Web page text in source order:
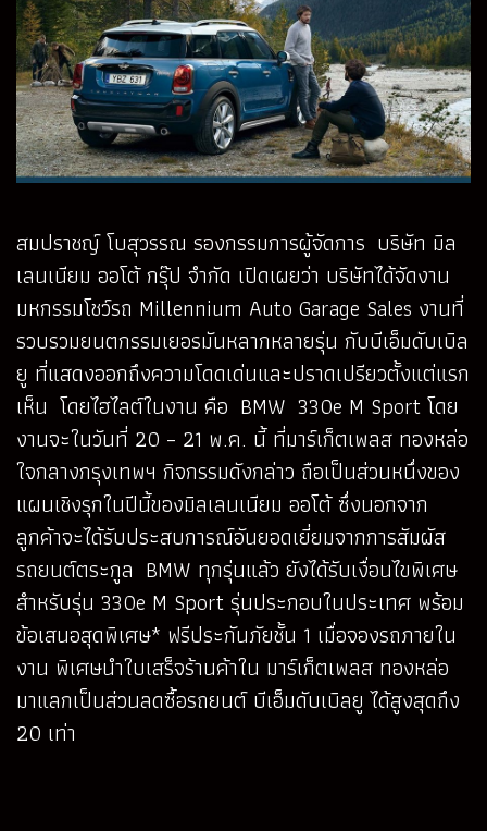
สมปราชญ์ โบสุวรรณ รองกรรมการผู้จัดการ บริษัท มิล
เลนเนียม ออโต้ กรุ๊ป จำกัด เปิดเผยว่า บริษัทได้จัดงาน
มหกรรมโชว์รถ Millennium Auto Garage Sales งานที่
รวบรวมยนตกรรมเยอรมันหลากหลายรุ่น กับบีเอ็มดับเบิล
ยู ที่แสดงออกถึงความโดดเด่นและปราดเปรียวตั้งแต่แรก
เห็น โดยไฮไลต์ในงาน คือ BMW 330e M Sport โดย
งานจะในวันที่ 20 – 21 พ.ค. นี้ ที่มาร์เก็ตเพลส ทองหล่อ
ใจกลางกรุงเทพฯ กิจกรรมดังกล่าว ถือเป็นส่วนหนึ่งของ
แผนเชิงรุกในปีนี้ของมิลเลนเนียม ออโต้ ซึ่งนอกจาก
ลูกค้าจะได้รับประสบการณ์อันยอดเยี่ยมจากการสัมผัส
รถยนต์ตระกูล BMW ทุกรุ่นแล้ว ยังได้รับเงื่อนไขพิเศษ
สำหรับรุ่น 330e M Sport รุ่นประกอบในประเทศ พร้อม
ข้อเสนอสุดพิเศษ* ฟรีประกันภัยชั้น 1 เมื่อจองรถภายใน
งาน พิเศษนำใบเสร็จร้านค้าใน มาร์เก็ตเพลส ทองหล่อ
มาแลกเป็นส่วนลดซื้อรถยนต์ บีเอ็มดับเบิลยู ได้สูงสุดถึง
20 เท่า